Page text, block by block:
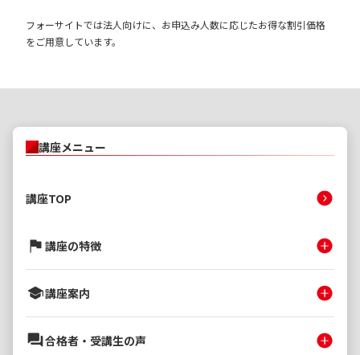
フォーサイトでは法人向けに、お申込み人数に応じたお得な割引価格
をご用意しています。
講座メニュー
講座TOP
講座の特徴
講座案内
合格者・受講生の声